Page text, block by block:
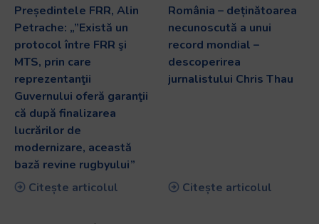
Președintele FRR, Alin
Petrache: „”Există un
protocol între FRR şi
MTS, prin care
reprezentanţii
Guvernului oferă garanţii
că după finalizarea
lucrărilor de
modernizare, această
bază revine rugbyului”
Citește articolul
România – deținătoarea
necunoscută a unui
record mondial –
descoperirea
jurnalistului Chris Thau
Citește articolul